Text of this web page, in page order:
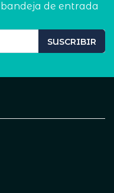
bandeja de entrada
SUSCRIBIR